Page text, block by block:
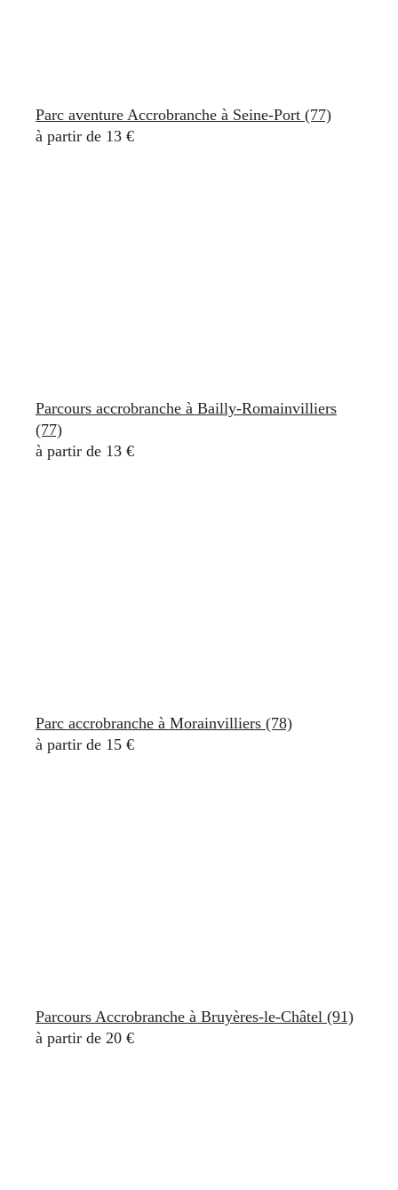
Parc aventure Accrobranche à Seine-Port (77)
à partir de 13 €
Parcours accrobranche à Bailly-Romainvilliers
(77)
à partir de 13 €
Parc accrobranche à Morainvilliers (78)
à partir de 15 €
Parcours Accrobranche à Bruyères-le-Châtel (91)
à partir de 20 €